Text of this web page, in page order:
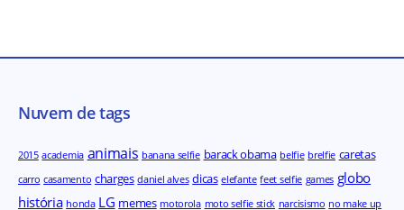
Nuvem de tags
2015 academia animais banana selfie barack obama belfie brelfie caretas
carro casamento charges daniel alves dicas elefante feet selfie games globo
história honda LG memes motorola moto selfie stick narcisismo no make up